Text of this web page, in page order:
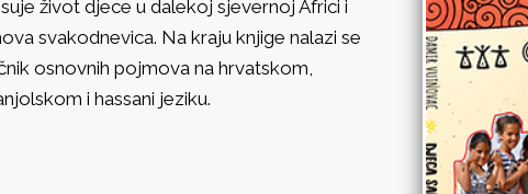
život djece u dalekoj sjevernoj Africi i
svakodnevica. Na kraju knjige nalazi se
osnovnih pojmova na hrvatskom,
i hassani jeziku.